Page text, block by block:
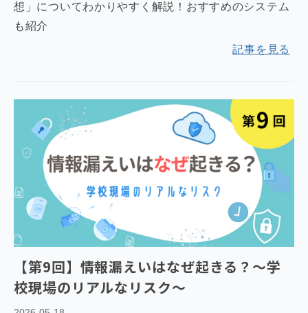
想」についてわかりやすく解説！おすすめのシステム
も紹介
記事を見る
【第9回】情報漏えいはなぜ起きる？～学
校現場のリアルなリスク～